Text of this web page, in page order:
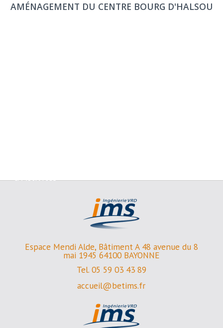
AMÉNAGEMENT DU CENTRE BOURG D'HALSOU
d'Activités
Espace Mendi Alde, Bâtiment A 48 avenue du 8
mai 1945 64100 BAYONNE
Tel. 05 59 03 43 89
accueil@betims.fr